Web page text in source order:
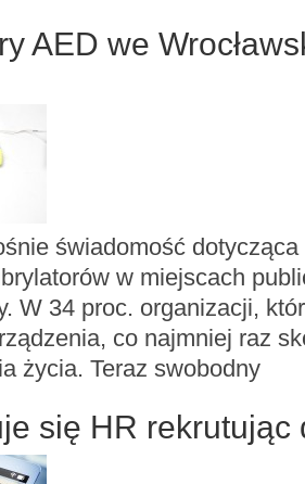
AED we
świadomość
w miejscach
W 34 proc. organizacji,
co najmniej raz
życia. Teraz swobodny
się HR rekrutując